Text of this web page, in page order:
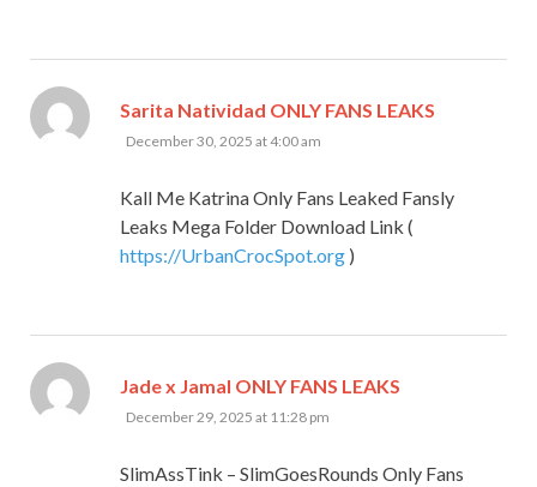
Sarita Natividad ONLY FANS LEAKS
December 30, 2025 at 4:00 am
Kall Me Katrina Only Fans Leaked Fansly
Leaks Mega Folder Download Link (
https://UrbanCrocSpot.org )
Jade x Jamal ONLY FANS LEAKS
December 29, 2025 at 11:28 pm
SlimAssTink – SlimGoesRounds Only Fans